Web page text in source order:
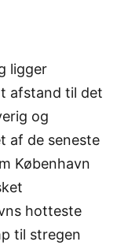
ligger
afstand til det
og
af de seneste
København
hotteste
til stregen